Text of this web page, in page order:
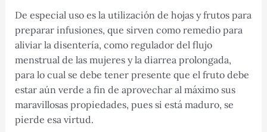
De especial uso es la utilización de hojas y frutos para
preparar infusiones, que sirven como remedio para
aliviar la disentería, como regulador del flujo
menstrual de las mujeres y la diarrea prolongada,
para lo cual se debe tener presente que el fruto debe
estar aún verde a fin de aprovechar al máximo sus
maravillosas propiedades, pues si está maduro, se
pierde esa virtud.